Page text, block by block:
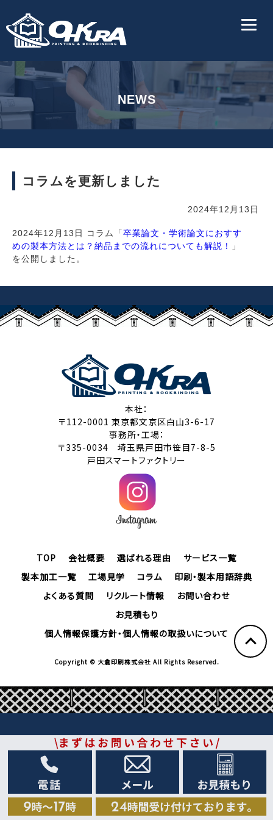
NEWS
コラムを更新しました
2024年12月13日
2024年12月13日 コラム「卒業論文・学術論文におすす
めの製本方法とは？納品までの流れについても解説！
」
を公開しました。
本社：
〒112-0001 東京都文京区白山3-6-17
事務所・工場：
〒335-0034 埼玉県戸田市笹目7-8-5
戸田スマートファクトリー
TOP 会社概要 選ばれる理由
サービス一覧
製本加工一覧
工場見学 コラム
印刷・製本用語辞典
よくある質問
リクルート情報
お問い合わせ
お見積もり
個人情報保護方針・個人情報の取扱いについて
Copyright © 大倉印刷株式会社 All Rights Reserved.